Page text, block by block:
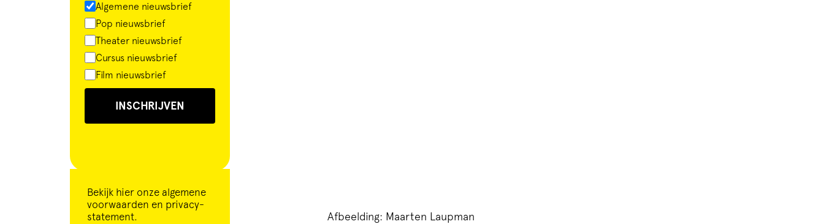
Algemene nieuwsbrief
Pop nieuwsbrief
Theater nieuwsbrief
Cursus nieuwsbrief
Film nieuwsbrief
INSCHRIJVEN
Bekijk hier onze algemene
voorwaarden en privacy-
statement.
Afbeelding: Maarten Laupman